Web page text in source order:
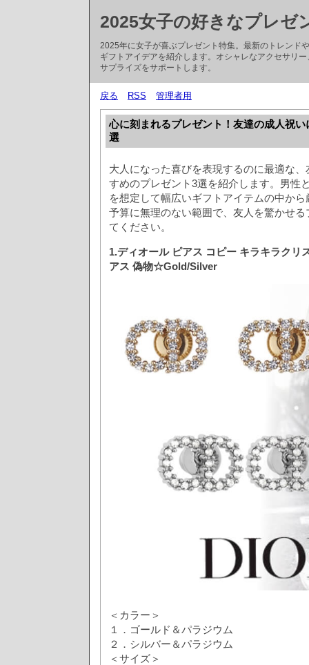
2025女子の好きなプレゼ
2025年に女子が喜ぶプレゼント特集。最新のトレンド
ギフトアイデアを紹介します。オシャレなアクセサリ
サプライズをサポートします。
戻る RSS 管理者用
心に刻まれるプレゼント！友達の成人祝
選
大人になった喜びを表現するのに最適な
すめのプレゼント3選を紹介します。男性
を想定して幅広いギフトアイテムの中から
予算に無理のない範囲で、友人を驚かせ
てください。
1.ディオール ピアス コピー キラキラクリ
アス 偽物☆Gold/Silver
＜カラー＞
１．ゴールド＆パラジウム
２．シルバー＆パラジウム
＜サイズ＞